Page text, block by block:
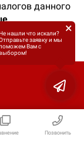
Позвонить
данного
.
нашли что искали?
заявку и мы
Вам с
×